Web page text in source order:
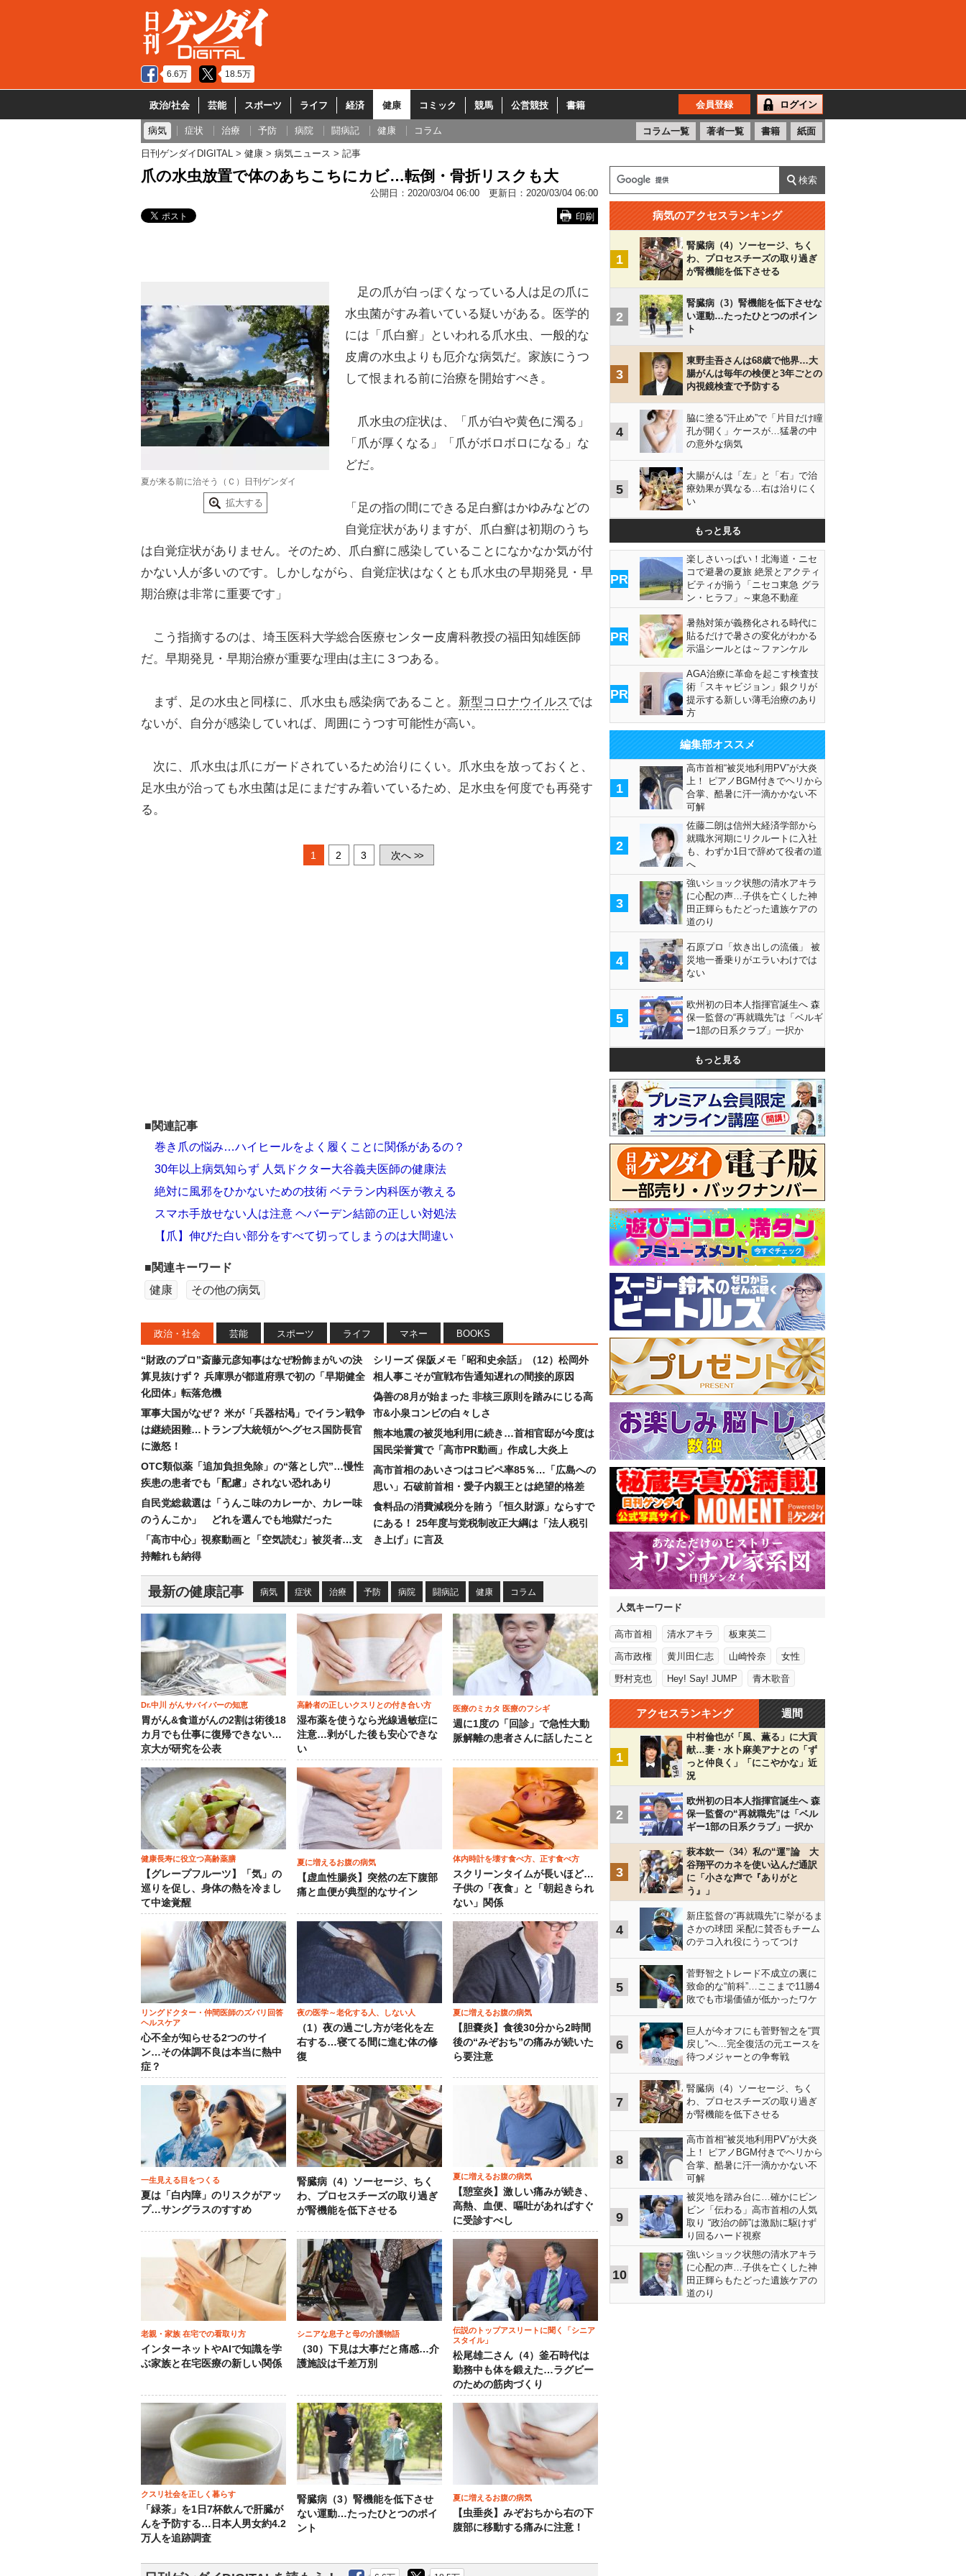
6.6万 18.5万
政治/社会 芸能 スポーツ ライフ 経済 健康 コミック 競馬 公営競技 書籍 会員登録 ログイン
病気 症状 治療 予防 病院 闘病記 健康 コラム コラム一覧 著者一覧 書籍 紙面
日刊ゲンダイDIGITAL 健康 病気ニュース 記事
爪の水虫放置で体のあちこちにカビ…転倒・骨折リスクも大
公開日： 2020/03/04 06:00 更新日： 2020/03/04 06:00
印刷
夏が来る前に治そう（Ｃ）日刊ゲンダイ
拡大する
足の爪が白っぽくなっている人は足の爪に
水虫菌がすみ着いている疑いがある。医学的
には「爪白癬」といわれる爪水虫、一般的な
皮膚の水虫よりも厄介な病気だ。家族にうつ
して恨まれる前に治療を開始すべき。
爪水虫の症状は、「爪が白や黄色に濁る」
「爪が厚くなる」「爪がボロボロになる」な
どだ。
「足の指の間にできる足白癬はかゆみなどの
自覚症状がありますが、爪白癬は初期のうち
は自覚症状がありません。そのため、爪白癬に感染していることになかなか気が付
かない人が多いのです。しかしながら、自覚症状はなくとも爪水虫の早期発見・早
期治療は非常に重要です」
こう指摘するのは、埼玉医科大学総合医療センター皮膚科教授の福田知雄医師
だ。早期発見・早期治療が重要な理由は主に３つある。
まず、足の水虫と同様に、爪水虫も感染病であること。 新型コロナウイルスでは
ないが、自分が感染していれば、周囲にうつす可能性が高い。
次に、爪水虫は爪にガードされているため治りにくい。爪水虫を放っておくと、
足水虫が治っても水虫菌は足にまだすみ着いているため、足水虫を何度でも再発す
る。
1 2 3 次へ >>
■関連記事
巻き爪の悩み…ハイヒールをよく履くことに関係があるの？
30年以上病気知らず 人気ドクター大谷義夫医師の健康法
絶対に風邪をひかないための技術 ベテラン内科医が教える
スマホ手放せない人は注意 ヘバーデン結節の正しい対処法
【爪】伸びた白い部分をすべて切ってしまうのは大間違い
■関連キーワード
健康
その他の病気
政治・社会 芸能 スポーツ ライフ マネー BOOKS
“財政のプロ”斎藤元彦知事はなぜ粉飾まがいの決
算見抜けず？ 兵庫県が都道府県で初の「早期健全
化団体」転落危機
軍事大国がなぜ？ 米が「兵器枯渇」でイラン戦争
は継続困難…トランプ大統領がヘグセス国防長官
に激怒！
OTC類似薬「追加負担免除」の“落とし穴”…慢性
疾患の患者でも「配慮」されない恐れあり
自民党総裁選は「うんこ味のカレーか、カレー味
のうんこか」 どれを選んでも地獄だった
「高市中心」視察動画と「空気読む」被災者…支
持離れも納得
シリーズ 保阪メモ「昭和史余話」（12）松岡外
相人事こそが宣戦布告通知遅れの間接的原因
偽善の8月が始まった 非核三原則を踏みにじる高
市&小泉コンビの白々しさ
熊本地震の被災地利用に続き…首相官邸が今度は
国民栄誉賞で「高市PR動画」作成し大炎上
高市首相のあいさつはコピペ率85％…「広島への
思い」石破前首相・愛子内親王とは絶望的格差
食料品の消費減税分を賄う「恒久財源」ならすで
にある！ 25年度与党税制改正大綱は「法人税引
き上げ」に言及
最新の健康記事 病気 症状 治療 予防 病院 闘病記 健康 コラム
Dr.中川 がんサバイバーの知恵
胃がん&食道がんの2割は術後18
カ月でも仕事に復帰できない…
京大が研究を公表
高齢者の正しいクスリとの付き合い方
湿布薬を使うなら光線過敏症に
注意…剥がした後も安心できな
い
医療のミカタ 医療のフシギ
週に1度の「回診」で急性大動
脈解離の患者さんに話したこと
健康長寿に役立つ高齢薬膳
【グレープフルーツ】「気」の
巡りを促し、身体の熱を冷まし
て中途覚醒
夏に増えるお腹の病気
【虚血性腸炎】突然の左下腹部
痛と血便が典型的なサイン
体内時計を壊す食べ方、正す食べ方
スクリーンタイムが長いほど…
子供の「夜食」と「朝起きられ
ない」関係
リングドクター・仲間医師のズバリ回答
ヘルスケア
心不全が知らせる2つのサイ
ン…その体調不良は本当に熱中
症？
夜の医学～老化する人、しない人
（1）夜の過ごし方が老化を左
右する…寝てる間に進む体の修
復
夏に増えるお腹の病気
【胆嚢炎】食後30分から2時間
後の“みぞおち”の痛みが続いた
ら要注意
一生見える目をつくる
夏は「白内障」のリスクがアッ
プ…サングラスのすすめ
腎臓病（4）ソーセージ、ちく
わ、プロセスチーズの取り過ぎ
が腎機能を低下させる
夏に増えるお腹の病気
【憩室炎】激しい痛みが続き、
高熱、血便、嘔吐があればすぐ
に受診すべし
老親・家族 在宅での看取り方
インターネットやAIで知識を学
ぶ家族と在宅医療の新しい関係
シニアな息子と母の介護物語
（30）下見は大事だと痛感…介
護施設は千差万別
伝説のトップアスリートに聞く「シニア
スタイル」
松尾雄二さん（4）釜石時代は
勤務中も体を鍛えた…ラグビー
のための筋肉づくり
クスリ社会を正しく暮らす
「緑茶」を1日7杯飲んで肝臓が
んを予防する…日本人男女約4.2
万人を追跡調査
腎臓病（3）腎機能を低下させ
ない運動…たったひとつのポイ
ント
夏に増えるお腹の病気
【虫垂炎】みぞおちから右の下
腹部に移動する痛みに注意！
病気のアクセスランキング
1
腎臓病（4）ソーセージ、ちく
わ、プロセスチーズの取り過ぎ
が腎機能を低下させる
2
腎臓病（3）腎機能を低下させな
い運動…たったひとつのポイン
ト
3
東野圭吾さんは68歳で他界…大
腸がんは毎年の検便と3年ごとの
内視鏡検査で予防する
4
脇に塗る“汗止め”で「片目だけ瞳
孔が開く」ケースが…猛暑の中
の意外な病気
5
大腸がんは「左」と「右」で治
療効果が異なる…右は治りにく
い
もっと見る
PR
楽しさいっぱい！北海道・ニセ
コで避暑の夏旅 絶景とアクティ
ビティが揃う「ニセコ東急 グラ
ン・ヒラフ」～東急不動産
PR
暑熱対策が義務化される時代に
貼るだけで暑さの変化がわかる
示温シールとは～ファンケル
PR
AGA治療に革命を起こす検査技
術「スキャビジョン」銀クリが
提示する新しい薄毛治療のあり
方
編集部オススメ
1
高市首相“被災地利用PV”が大炎
上！ ピアノBGM付きでヘリから
合掌、酷暑に汗一滴かかない不
可解
2
佐藤二朗は信州大経済学部から
就職氷河期にリクルートに入社
も、わずか1日で辞めて役者の道
へ
3
強いショック状態の清水アキラ
に心配の声…子供を亡くした神
田正輝らもたどった遺族ケアの
道のり
4
石原プロ「炊き出しの流儀」 被
災地一番乗りがエラいわけでは
ない
5
欧州初の日本人指揮官誕生へ 森
保一監督の“再就職先”は「ベルギ
ー1部の日系クラブ」一択か
もっと見る
人気キーワード
高市首相 清水アキラ 板東英二
高市政権 黄川田仁志 山崎怜奈 女性
野村克也 Hey! Say! JUMP 青木歌音
アクセスランキング 週間
1
中村倫也が「風、薫る」に大貢
献…妻・水卜麻美アナとの「ず
っと仲良く」「にこやかな」近
況
2
欧州初の日本人指揮官誕生へ 森
保一監督の“再就職先”は「ベル
ギー1部の日系クラブ」一択か
3
萩本欽一〈34〉私の“運”論 大
谷翔平のカネを使い込んだ通訳
に「小さな声で『ありがと
う』」
4
新庄監督の“再就職先”に挙がるま
さかの球団 采配に賛否もチーム
のテコ入れ役にうってつけ
5
菅野智之トレード不成立の裏に
致命的な“前科”…ここまで11勝4
敗でも市場価値が低かったワケ
6
巨人が今オフにも菅野智之を“買
戻し”へ…完全復活の元エースを
待つメジャーとの争奪戦
7
腎臓病（4）ソーセージ、ちく
わ、プロセスチーズの取り過ぎ
が腎機能を低下させる
8
高市首相“被災地利用PV”が大炎
上！ ピアノBGM付きでヘリから
合掌、酷暑に汗一滴かかない不
可解
9
被災地を踏み台に…確かにビン
ビン「伝わる」高市首相の人気
取り “政治の師”は激励に駆けず
り回るハード視察
10
強いショック状態の清水アキラ
に心配の声…子供を亡くした神
田正輝らもたどった遺族ケアの
道のり